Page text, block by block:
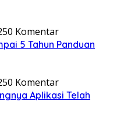
0 Komentar
5 Tahun Panduan
0 Komentar
Aplikasi Telah